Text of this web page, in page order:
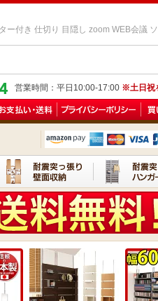
付き 仕切り 目隠し zoom WEB会議
営業時間：平日10:00-17:00 ※土日祝